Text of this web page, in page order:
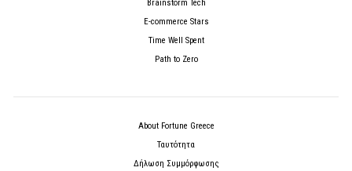
Brainstorm Tech
E-commerce Stars
Time Well Spent
Path to Zero
About Fortune Greece
Ταυτότητα
Δήλωση Συμμόρφωσης